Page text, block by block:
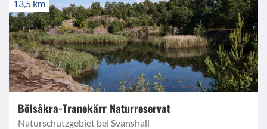
13,5 km
Bölsåkra-Tranekärr Naturreservat
Naturschutzgebiet bei Svanshall